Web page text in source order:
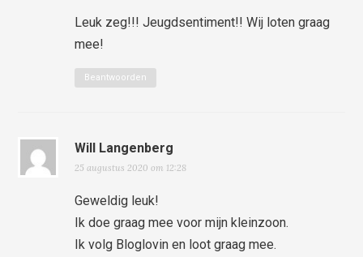
Leuk zeg!!! Jeugdsentiment!! Wij loten graag
mee!
Beantwoorden
Will Langenberg
25 augustus 2020 om 12:28
Geweldig leuk!
Ik doe graag mee voor mijn kleinzoon.
Ik volg Bloglovin en loot graag mee.